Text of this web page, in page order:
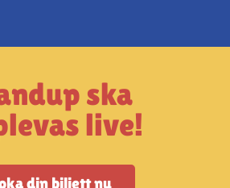
PODDEN
ska
live!
din biljett nu